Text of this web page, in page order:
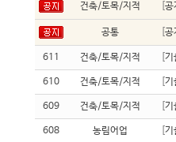
건축/토목/지적 공
공통 공
611 건축/토목/지적 기
610 건축/토목/지적 기
609 건축/토목/지적 기
608 농림어업 기